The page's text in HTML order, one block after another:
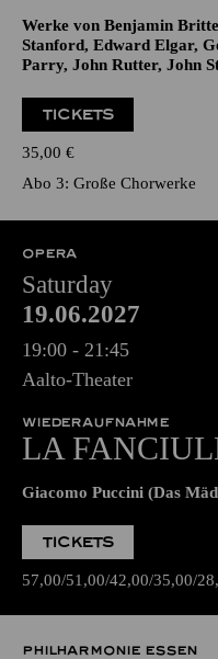
Werke von Benjamin
Stanford, Edward Elgar,
Parry, John Rutter, John
TICKETS
35,00 €
Abo 3: Große Chorwerke
OPERA
Saturday
19.06.2027
19:00 - 21:45
Aalto-Theater
WIEDERAUFNAHME
LA
Giacomo Puccini (Das
TICKETS
57,00 51,00 42,00 35,00
PHILHARMONIE ESSEN